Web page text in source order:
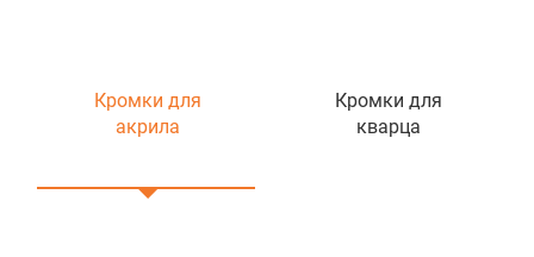
Кромки для
акрила
Кромки для
кварца